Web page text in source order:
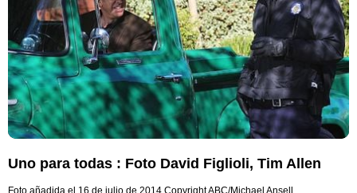
Uno para todas : Foto David Figlioli, Tim Allen